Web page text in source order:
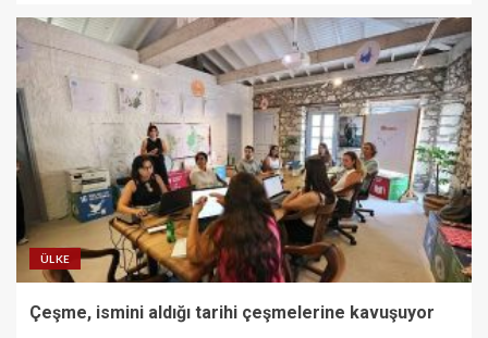
ÜLKE
Çeşme, ismini aldığı tarihi çeşmelerine kavuşuyor